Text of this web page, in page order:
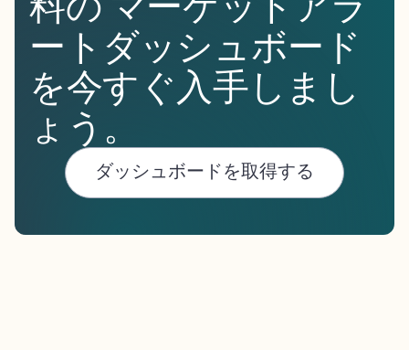
ートダッシュボード
を今すぐ入手しまし
ょう。
ダッシュボードを取得する